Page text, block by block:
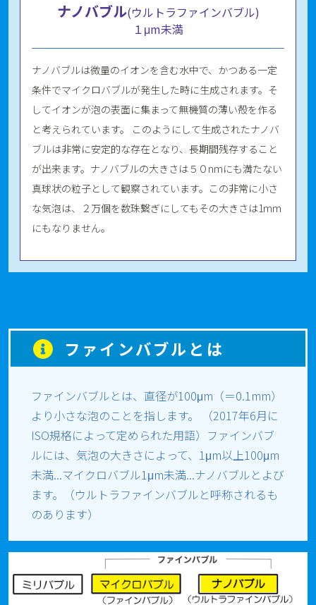
ナノバブル(ウルトラファインバブル)
１μm未満
ナノバブルは微量のイオンを含む水中で、かつある一定
条件でマイクロバブルが発生した時に生成されます。そ
してイオンが泡の表面に集まって無機質の薄い殻を作る
と考えられています。 このようにして生成されたナノバ
ブルは非常に安定的な存在となり、長期間残存すること
が出来ます。ナノバブルの大きさは５０nmにも満たない
真球状の粒子として観察されています。この非常に小さ
な気泡は、２万個を数珠繋ぎにしてもその大きさは1mm
にもなりません。
ファインバブルとは
ファインバブルとは、直径が100μm（＝0.1mm）
より小さな泡のことを指します。 （2017年6月に
ISO規格によって定められた用語）ファインバブ
ルには、気泡の大きさによって、1μm以上100μm
未満...マイクロバブル1μm未満...ナノバブルとよび
ます。（ウルトラファインバブルと呼称されるも
のあります）